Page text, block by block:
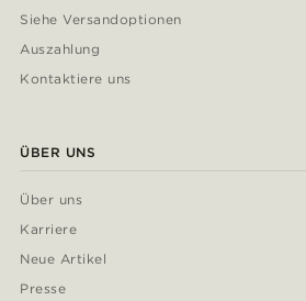
Siehe Versandoptionen
Auszahlung
Kontaktiere uns
ÜBER UNS
Über uns
Karriere
Neue Artikel
Presse